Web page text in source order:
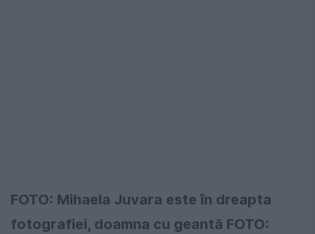
FOTO: Mihaela Juvara este în dreapta
fotografiei, doamna cu geantă FOTO: